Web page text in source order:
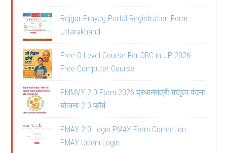
Rojgar Prayag Portal Registration Form
Uttarakhand
Free O Level Course For OBC in UP 2026
Free Computer Course
PMMVY 2.0 Form 2026 प्रधानमंत्री मातृत्व वंदना
योजना 2.0 फॉर्म
PMAY 2.0 Login PMAY Form Correction
PMAY Urban Login